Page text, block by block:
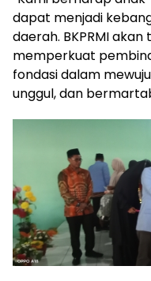
dapat menjadi
daerah. BKPRMI
memperkuat
fondasi dalam
unggul, dan